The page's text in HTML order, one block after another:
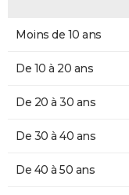
Moins de 10 ans
De 10 à 20 ans
De 20 à 30 ans
De 30 à 40 ans
De 40 à 50 ans